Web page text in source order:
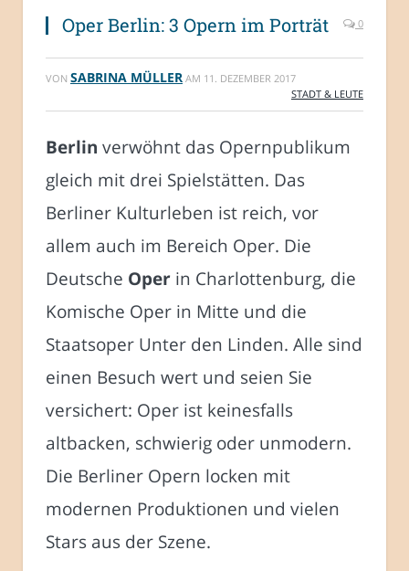
Oper Berlin: 3 Opern im Porträt 0
VON SABRINA MÜLLER AM 11. DEZEMBER 2017
STADT & LEUTE
Berlin verwöhnt das Opernpublikum
gleich mit drei Spielstätten. Das
Berliner Kulturleben ist reich, vor
allem auch im Bereich Oper. Die
Deutsche Oper in Charlottenburg, die
Komische Oper in Mitte und die
Staatsoper Unter den Linden. Alle sind
einen Besuch wert und seien Sie
versichert: Oper ist keinesfalls
altbacken, schwierig oder unmodern.
Die Berliner Opern locken mit
modernen Produktionen und vielen
Stars aus der Szene.